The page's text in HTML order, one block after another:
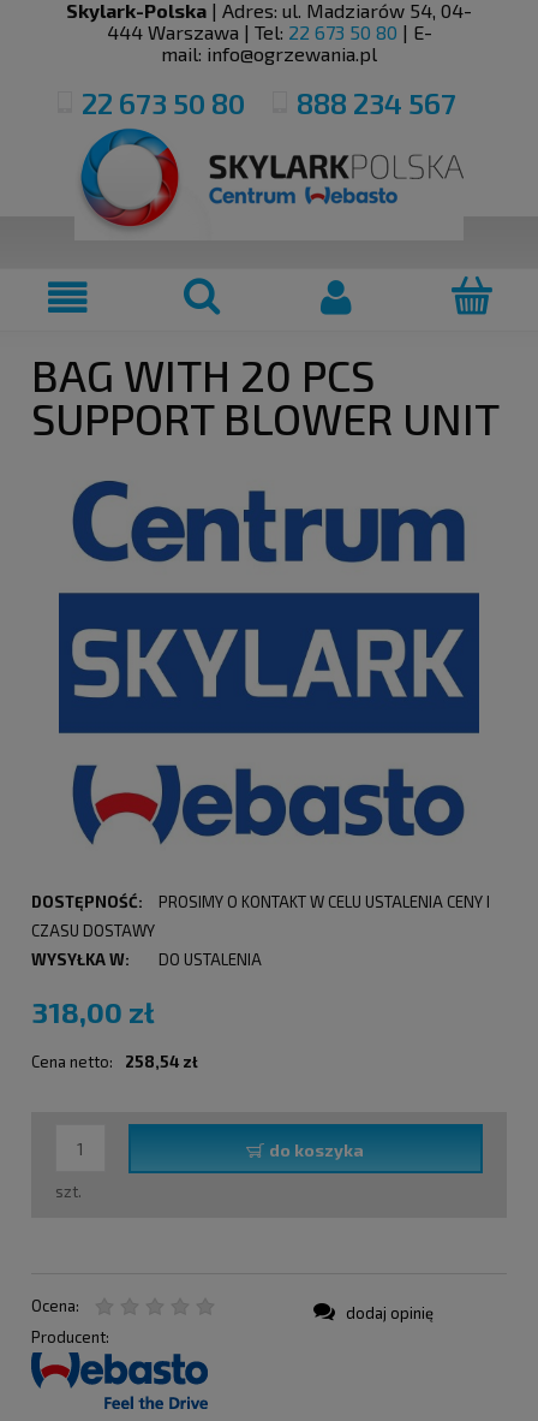
Skylark-Polska | Adres: ul. Madziarów 54, 04-
444 Warszawa | Tel: 22 673 50 80 | E-
mail: info@ogrzewania.pl
22 673 50 80 888 234 567
BAG WITH 20 PCS
SUPPORT BLOWER UNIT
DOSTĘPNOŚĆ:
PROSIMY O KONTAKT W CELU USTALENIA CENY I
CZASU DOSTAWY
WYSYŁKA W:
DO USTALENIA
318,00 zł
Cena netto: 258,54 zł
szt.
do koszyka
Ocena:
Producent:
dodaj opinię